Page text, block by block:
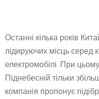
Останні кілька років
лідируючих місць серед
електромобілі. При
Піднебесній тільки
компанія пропонує